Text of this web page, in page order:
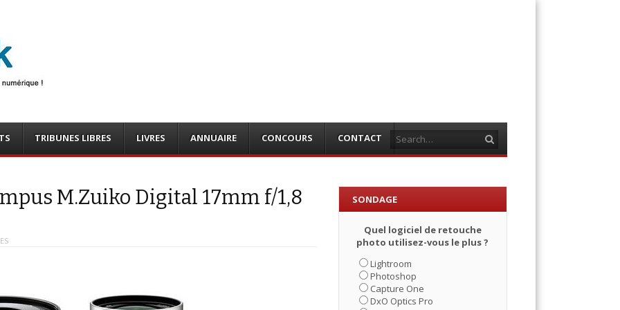
TRIBUNES LIBRES LIVRES ANNUAIRE CONCOURS CONTACT
M.Zuiko Digital 17mm f/1,8
SONDAGE
Quel logiciel de retouche
photo utilisez-vous le plus ?
Lightroom
Photoshop
Capture One
DxO Optics Pro